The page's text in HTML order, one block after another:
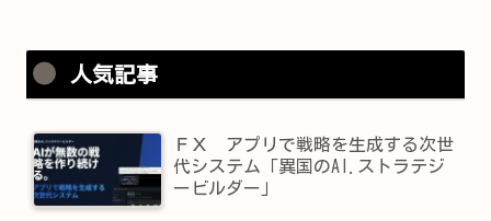
人気記事
ＦＸ アプリで戦略を生成する次世
代システム「異国のAI.ストラテジ
ービルダー」